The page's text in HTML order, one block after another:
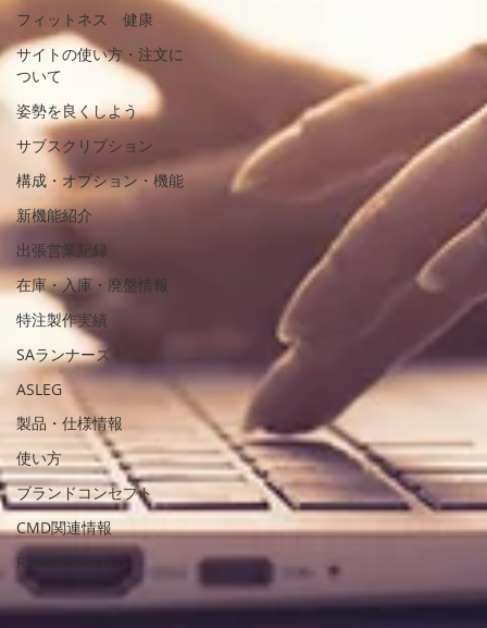
フィットネス 健康
サイトの使い方・注文に
ついて
姿勢を良くしよう
サブスクリプション
構成・オプション・機能
新機能紹介
出張営業記録
在庫・入庫・廃盤情報
特注製作実績
SAランナーズ
ASLEG
製品・仕様情報
使い方
ブランドコンセプト
CMD関連情報
RAPS関連情報